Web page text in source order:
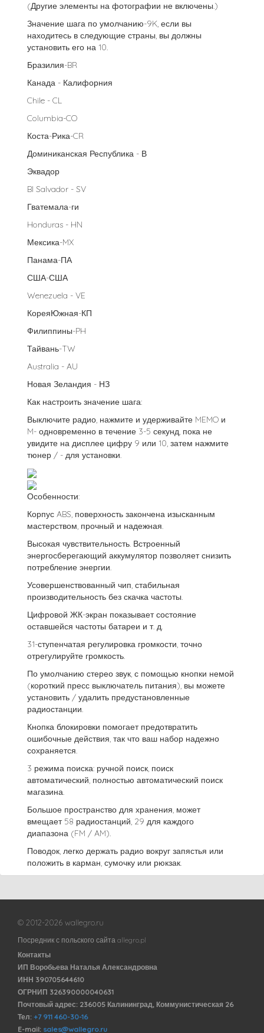
(Другие элементы на фотографии не включены.)
Значение шага по умолчанию-9K, если вы
находитесь в следующие страны, вы должны
установить его на 10.
Бразилия-BR
Канада - Калифорния
Chile - CL
Columbia-CO
Коста-Рика-CR
Доминиканская Республика - В
Эквадор
Bl Salvador - SV
Гватемала-ги
Honduras - HN
Мексика-MX
Панама-ПА
США-США
Wenezuela - VE
КореяЮжная-КП
Филиппины-PH
Тайвань-TW
Australia - AU
Новая Зеландия - НЗ
Как настроить значение шага:
Выключите радио, нажмите и удерживайте MEMO и
M- одновременно в течение 3-5 секунд, пока не
увидите на дисплее цифру 9 или 10, затем нажмите
тюнер / - для установки.
Особенности:
Корпус ABS, поверхность закончена изысканным
мастерством, прочный и надежная.
Высокая чувствительность. Встроенный
энергосберегающий аккумулятор позволяет снизить
потребление энергии.
Усовершенствованный чип, стабильная
производительность без скачка частоты.
Цифровой ЖК-экран показывает состояние
оставшейся частоты батареи и т. д.
31-ступенчатая регулировка громкости, точно
отрегулируйте громкость.
По умолчанию стерео звук, с помощью кнопки немой
(короткий пресс выключатель питания), вы можете
установить / удалить предустановленные
радиостанции.
Кнопка блокировки помогает предотвратить
ошибочные действия, так что ваш набор надежно
сохраняется.
3 режима поиска: ручной поиск, поиск
автоматический, полностью автоматический поиск
магазина.
Большое пространство для хранения, может
вмещает 58 радиостанций, 29 для каждого
диапазона (FM / AM).
Поводок, легко держать радио вокруг запястья или
положить в карман, сумочку или рюкзак.
© 2012-2026 wallegro.ru
Посредник с польского сайта allegro.pl
Контакты
ИП Воробьева Наталья Александровна
ИНН 390705644610
ОГРНИП 326390000040631
Почтовый адрес: 236005 Калининград, Коммунистическая 26
Тел: +7 911 460-30-16
E-mail: sales@wallegro.ru